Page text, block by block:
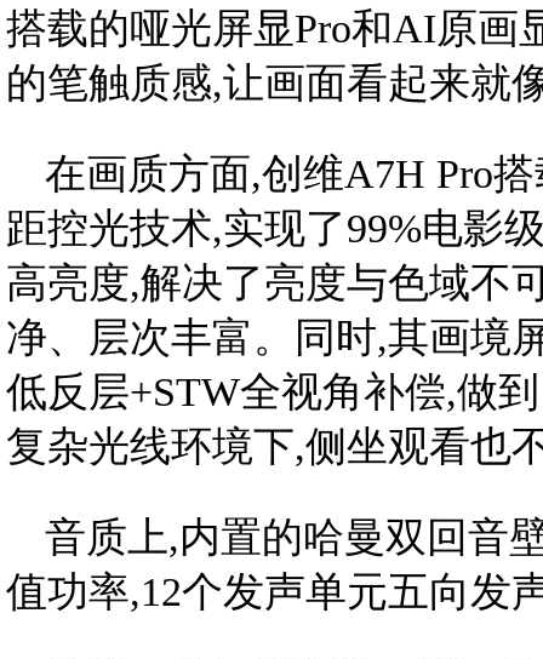
搭载的哑光屏显Pro和AI原画
的笔触质感,让画面看起来就
在画质方面,创维A7H Pro
距控光技术,实现了99%电影
高亮度,解决了亮度与色域不
净、层次丰富。同时,其画境
低反层+STW全视角补偿,做
复杂光线环境下,侧坐观看也
音质上,内置的哈曼双回音
值功率,12个发声单元五向发